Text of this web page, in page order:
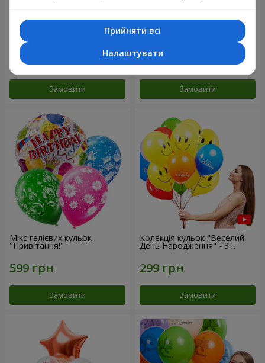
Колекція куль "Україна"
Замовити
Колекція кульок "Веселий
Замовити
Мікс гелієвих кульок
"Привітання!"
Замовити
Колекція кульок "Веселий
День Народження" - 3
кульки
Замовити
Прийняти всі
Налаштувати